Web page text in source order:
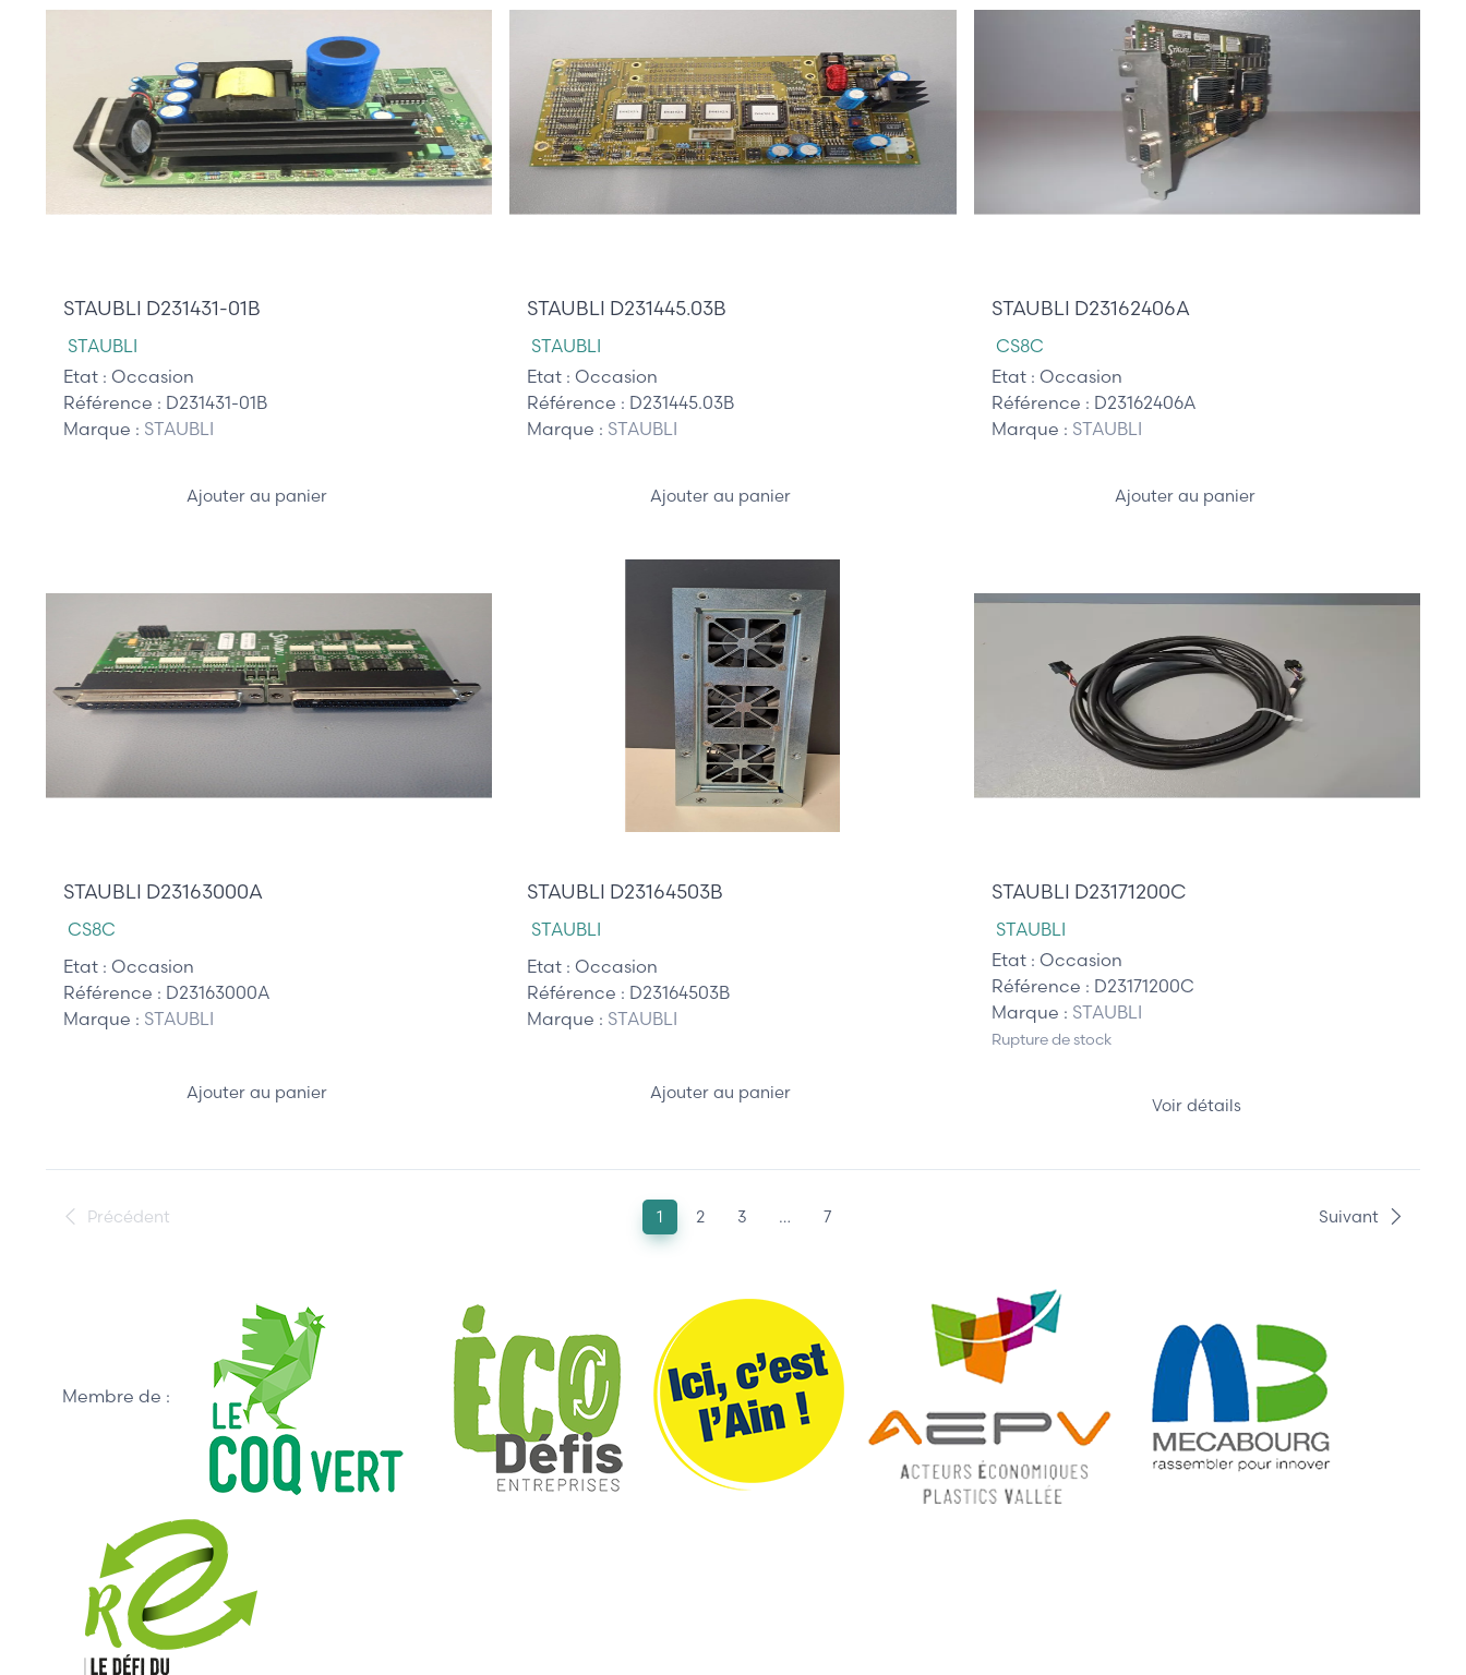
STAUBLI D231431-01B
STAUBLI
Etat : Occasion
Référence : D231431-01B
Marque : STAUBLI
Ajouter au panier
STAUBLI D231445.03B
STAUBLI
Etat : Occasion
Référence : D231445.03B
Marque : STAUBLI
Ajouter au panier
STAUBLI D23162406A
CS8C
Etat : Occasion
Référence : D23162406A
Marque : STAUBLI
Ajouter au panier
STAUBLI D23163000A
CS8C
Etat : Occasion
Référence : D23163000A
Marque : STAUBLI
Ajouter au panier
STAUBLI D23164503B
STAUBLI
Etat : Occasion
Référence : D23164503B
Marque : STAUBLI
Ajouter au panier
STAUBLI D23171200C
STAUBLI
Etat : Occasion
Référence : D23171200C
Marque : STAUBLI
Rupture de stock
Voir détails
Précédent 1 2 3 … 7 Suivant
Membre de :